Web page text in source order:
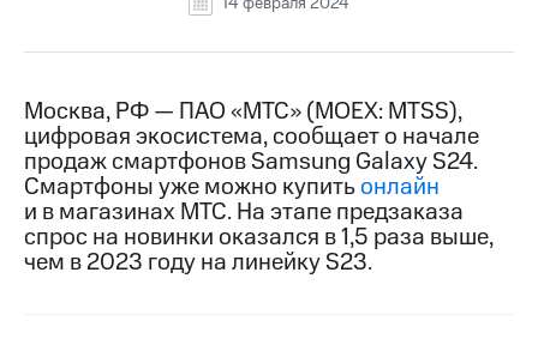
Контакты
Медиа-центр
Пресс-
релизы
МТС
Москва, РФ — ПАО «МТС» (MOEX: MTSS),
цифровая экосистема, сообщает о начале
продаж смартфонов Samsung Galaxy S24.
Смартфоны уже можно купитьонлайн
и в магазинах МТС. На этапе предзаказа
cпрос на новинки оказался в 1,5 раза выше,
чем в 2023 году на линейку S23.